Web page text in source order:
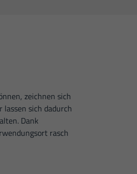
zeichnen sich
lassen sich dadurch
Dank
rasch